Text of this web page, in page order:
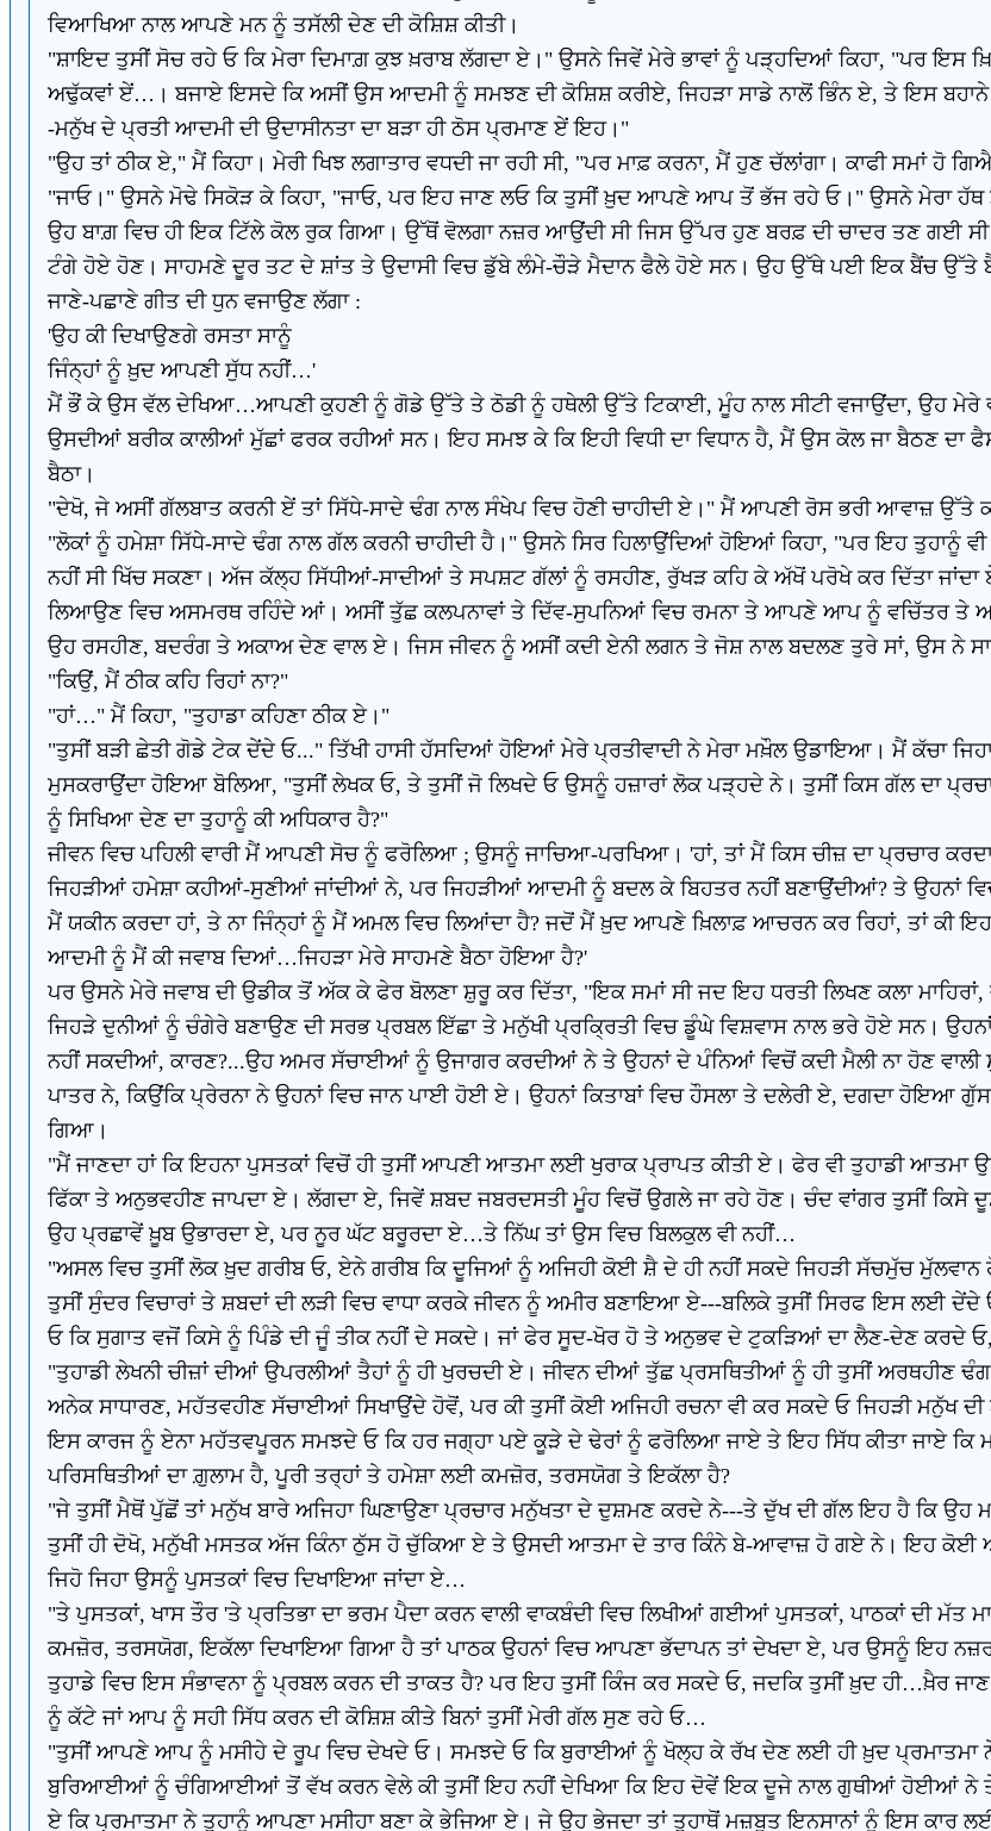
ਵਿਆਖਿਆ ਨਾਲ ਆਪਣੇ ਮਨ ਨੂੰ ਤਸੱਲੀ ਦੇਣ ਦੀ ਕੋਸ਼ਿਸ਼ ਕੀਤੀ।
"ਸ਼ਾਇਦ ਤੁਸੀਂ ਸੋਚ ਰਹੇ ਓ ਕਿ ਮੇਰਾ ਦਿਮਾਗ਼ ਕੁਝ ਖ਼ਰਾਬ ਲੱਗਦਾ ਏ।" ਉਸਨੇ ਜਿਵੇਂ ਮੇਰੇ ਭਾਵਾਂ ਨੂੰ ਪੜ੍ਹਦਿਆਂ ਕਿਹਾ, "ਪਰ
ਅਢੁੱਕਵਾਂ ਏਂ…। ਬਜਾਏ ਇਸਦੇ ਕਿ ਅਸੀਂ ਉਸ ਆਦਮੀ ਨੂੰ ਸਮਝਣ ਦੀ ਕੋਸ਼ਿਸ਼ ਕਰੀਏ, ਜਿਹੜਾ ਸਾਡੇ ਨਾਲੋਂ ਭਿੰਨ ਏ, ਤੇ ਇਸ
-ਮਨੁੱਖ ਦੇ ਪ੍ਰਤੀ ਆਦਮੀ ਦੀ ਉਦਾਸੀਨਤਾ ਦਾ ਬੜਾ ਹੀ ਠੋਸ ਪ੍ਰਮਾਣ ਏਂ ਇਹ।"
"ਉਹ ਤਾਂ ਠੀਕ ਏ," ਮੈਂ ਕਿਹਾ। ਮੇਰੀ ਖਿਝ ਲਗਾਤਾਰ ਵਧਦੀ ਜਾ ਰਹੀ ਸੀ, "ਪਰ ਮਾਫ਼ ਕਰਨਾ, ਮੈਂ ਹੁਣ ਚੱਲਾਂਗਾ। ਕਾਫੀ ਸਮਾਂ ਹੋ
"ਜਾਓ।" ਉਸਨੇ ਮੋਢੇ ਸਿਕੋੜ ਕੇ ਕਿਹਾ, "ਜਾਓ, ਪਰ ਇਹ ਜਾਣ ਲਓ ਕਿ ਤੁਸੀਂ ਖ਼ੁਦ ਆਪਣੇ ਆਪ ਤੋਂ ਭੱਜ ਰਹੇ ਓ।" ਉਸਨੇ ਮੇਰਾ
ਉਹ ਬਾਗ਼ ਵਿਚ ਹੀ ਇਕ ਟਿੱਲੇ ਕੋਲ ਰੁਕ ਗਿਆ। ਉੱਥੋਂ ਵੋਲਗਾ ਨਜ਼ਰ ਆਉਂਦੀ ਸੀ ਜਿਸ ਉੱਪਰ ਹੁਣ ਬਰਫ਼ ਦੀ ਚਾਦਰ ਤਣ ਗਈ ਸੀ
ਟੰਗੇ ਹੋਏ ਹੋਣ। ਸਾਹਮਣੇ ਦੂਰ ਤਟ ਦੇ ਸ਼ਾਂਤ ਤੇ ਉਦਾਸੀ ਵਿਚ ਡੁੱਬੇ ਲੰਮੇ-ਚੌੜੇ ਮੈਦਾਨ ਫੈਲੇ ਹੋਏ ਸਨ। ਉਹ ਉੱਥੇ ਪਈ ਇਕ ਬੈਂਚ ਉੱਤੇ
ਜਾਣੇ-ਪਛਾਣੇ ਗੀਤ ਦੀ ਧੁਨ ਵਜਾਉਣ ਲੱਗਾ :
'ਉਹ ਕੀ ਦਿਖਾਉਣਗੇ ਰਸਤਾ ਸਾਨੂੰ
ਜਿੰਨ੍ਹਾਂ ਨੂੰ ਖ਼ੁਦ ਆਪਣੀ ਸੁੱਧ ਨਹੀਂ…'
ਮੈਂ ਭੌਂ ਕੇ ਉਸ ਵੱਲ ਦੇਖਿਆ…ਆਪਣੀ ਕੁਹਣੀ ਨੂੰ ਗੋਡੇ ਉੱਤੇ ਤੇ ਠੋਡੀ ਨੂੰ ਹਥੇਲੀ ਉੱਤੇ ਟਿਕਾਈ, ਮੂੰਹ ਨਾਲ ਸੀਟੀ ਵਜਾਉਂਦਾ, ਉਹ ਮੇਰੇ
ਉਸਦੀਆਂ ਬਰੀਕ ਕਾਲੀਆਂ ਮੁੱਛਾਂ ਫਰਕ ਰਹੀਆਂ ਸਨ। ਇਹ ਸਮਝ ਕੇ ਕਿ ਇਹੀ ਵਿਧੀ ਦਾ ਵਿਧਾਨ ਹੈ, ਮੈਂ ਉਸ ਕੋਲ ਜਾ ਬੈਠਣ
ਬੈਠਾ।
"ਦੇਖੋ, ਜੇ ਅਸੀਂ ਗੱਲਬਾਤ ਕਰਨੀ ਏਂ ਤਾਂ ਸਿੱਧੇ-ਸਾਦੇ ਢੰਗ ਨਾਲ ਸੰਖੇਪ ਵਿਚ ਹੋਣੀ ਚਾਹੀਦੀ ਏ।" ਮੈਂ ਆਪਣੀ ਰੋਸ ਭਰੀ ਆਵਾਜ਼ ਉੱਤੇ
"ਲੋਕਾਂ ਨੂੰ ਹਮੇਸ਼ਾ ਸਿੱਧੇ-ਸਾਦੇ ਢੰਗ ਨਾਲ ਗੱਲ ਕਰਨੀ ਚਾਹੀਦੀ ਹੈ।" ਉਸਨੇ ਸਿਰ ਹਿਲਾਉਂਦਿਆਂ ਹੋਇਆਂ ਕਿਹਾ, "ਪਰ ਇਹ ਤੁਹਾਨੂੰ
ਨਹੀਂ ਸੀ ਖਿੱਚ ਸਕਣਾ। ਅੱਜ ਕੱਲ੍ਹ ਸਿੱਧੀਆਂ-ਸਾਦੀਆਂ ਤੇ ਸਪਸ਼ਟ ਗੱਲਾਂ ਨੂੰ ਰਸਹੀਣ, ਰੁੱਖੜ ਕਹਿ ਕੇ ਅੱਖੋਂ ਪਰੋਖੇ ਕਰ ਦਿੱਤਾ
ਲਿਆਉਣ ਵਿਚ ਅਸਮਰਥ ਰਹਿੰਦੇ ਆਂ। ਅਸੀਂ ਤੁੱਛ ਕਲਪਨਾਵਾਂ ਤੇ ਦਿੱਵ-ਸੁਪਨਿਆਂ ਵਿਚ ਰਮਨਾ ਤੇ ਆਪਣੇ ਆਪ ਨੂੰ ਵਚਿੱਤਰ ਤੇ ਅਨੋਖਾ
ਉਹ ਰਸਹੀਣ, ਬਦਰੰਗ ਤੇ ਅਕਾਅ ਦੇਣ ਵਾਲ ਏ। ਜਿਸ ਜੀਵਨ ਨੂੰ ਅਸੀਂ ਕਦੀ ਏਨੀ ਲਗਨ ਤੇ ਜੋਸ਼ ਨਾਲ ਬਦਲਣ ਤੁਰੇ ਸਾਂ, ਉਸ
"ਕਿਉਂ, ਮੈਂ ਠੀਕ ਕਹਿ ਰਿਹਾਂ ਨਾ?"
"ਹਾਂ…" ਮੈਂ ਕਿਹਾ, "ਤੁਹਾਡਾ ਕਹਿਣਾ ਠੀਕ ਏ।"
"ਤੁਸੀਂ ਬੜੀ ਛੇਤੀ ਗੋਡੇ ਟੇਕ ਦੇਂਦੇ ਓ..." ਤਿੱਖੀ ਹਾਸੀ ਹੱਸਦਿਆਂ ਹੋਇਆਂ ਮੇਰੇ ਪ੍ਰਤੀਵਾਦੀ ਨੇ ਮੇਰਾ ਮਖ਼ੌਲ ਉਡਾਇਆ। ਮੈਂ ਕੱਚਾ
ਮੁਸਕਰਾਉਂਦਾ ਹੋਇਆ ਬੋਲਿਆ, "ਤੁਸੀਂ ਲੇਖਕ ਓ, ਤੇ ਤੁਸੀਂ ਜੋ ਲਿਖਦੇ ਓ ਉਸਨੂੰ ਹਜ਼ਾਰਾਂ ਲੋਕ ਪੜ੍ਹਦੇ ਨੇ। ਤੁਸੀਂ ਕਿਸ ਗੱਲ ਦਾ
ਨੂੰ ਸਿਖਿਆ ਦੇਣ ਦਾ ਤੁਹਾਨੂੰ ਕੀ ਅਧਿਕਾਰ ਹੈ?"
ਜੀਵਨ ਵਿਚ ਪਹਿਲੀ ਵਾਰੀ ਮੈਂ ਆਪਣੀ ਸੋਚ ਨੂੰ ਫਰੋਲਿਆ ; ਉਸਨੂੰ ਜਾਚਿਆ-ਪਰਖਿਆ। 'ਹਾਂ, ਤਾਂ ਮੈਂ ਕਿਸ ਚੀਜ਼ ਦਾ ਪ੍ਰਚਾਰ
ਜਿਹੜੀਆਂ ਹਮੇਸ਼ਾ ਕਹੀਆਂ-ਸੁਣੀਆਂ ਜਾਂਦੀਆਂ ਨੇ, ਪਰ ਜਿਹੜੀਆਂ ਆਦਮੀ ਨੂੰ ਬਦਲ ਕੇ ਬਿਹਤਰ ਨਹੀਂ ਬਣਾਉਂਦੀਆਂ? ਤੇ ਉਹਨਾਂ
ਮੈਂ ਯਕੀਨ ਕਰਦਾ ਹਾਂ, ਤੇ ਨਾ ਜਿੰਨ੍ਹਾਂ ਨੂੰ ਮੈਂ ਅਮਲ ਵਿਚ ਲਿਆਂਦਾ ਹੈ? ਜਦੋਂ ਮੈਂ ਖ਼ੁਦ ਆਪਣੇ ਖ਼ਿਲਾਫ਼ ਆਚਰਨ ਕਰ ਰਿਹਾਂ, ਤਾਂ ਕੀ
ਆਦਮੀ ਨੂੰ ਮੈਂ ਕੀ ਜਵਾਬ ਦਿਆਂ…ਜਿਹੜਾ ਮੇਰੇ ਸਾਹਮਣੇ ਬੈਠਾ ਹੋਇਆ ਹੈ?'
ਪਰ ਉਸਨੇ ਮੇਰੇ ਜਵਾਬ ਦੀ ਉਡੀਕ ਤੋਂ ਅੱਕ ਕੇ ਫੇਰ ਬੋਲਣਾ ਸ਼ੁਰੂ ਕਰ ਦਿੱਤਾ, "ਇਕ ਸਮਾਂ ਸੀ ਜਦ ਇਹ ਧਰਤੀ ਲਿਖਣ ਕਲਾ
ਜਿਹੜੇ ਦੁਨੀਆਂ ਨੂੰ ਚੰਗੇਰੇ ਬਣਾਉਣ ਦੀ ਸਰਭ ਪ੍ਰਬਲ ਇੱਛਾ ਤੇ ਮਨੁੱਖੀ ਪ੍ਰਕ੍ਰਿਤੀ ਵਿਚ ਡੂੰਘੇ ਵਿਸ਼ਵਾਸ ਨਾਲ ਭਰੇ ਹੋਏ ਸਨ।
ਨਹੀਂ ਸਕਦੀਆਂ, ਕਾਰਣ?...ਉਹ ਅਮਰ ਸੱਚਾਈਆਂ ਨੂੰ ਉਜਾਗਰ ਕਰਦੀਆਂ ਨੇ ਤੇ ਉਹਨਾਂ ਦੇ ਪੰਨਿਆਂ ਵਿਚੋਂ ਕਦੀ ਮੈਲੀ ਨਾ ਹੋਣ ਵਾਲੀ
ਪਾਤਰ ਨੇ, ਕਿਉਂਕਿ ਪ੍ਰੇਰਨਾ ਨੇ ਉਹਨਾਂ ਵਿਚ ਜਾਨ ਪਾਈ ਹੋਈ ਏ। ਉਹਨਾਂ ਕਿਤਾਬਾਂ ਵਿਚ ਹੌਸਲਾ ਤੇ ਦਲੇਰੀ ਏ, ਦਗਦਾ ਹੋਇਆ
ਗਿਆ।
"ਮੈਂ ਜਾਣਦਾ ਹਾਂ ਕਿ ਇਹਨਾ ਪੁਸਤਕਾਂ ਵਿਚੋਂ ਹੀ ਤੁਸੀਂ ਆਪਣੀ ਆਤਮਾ ਲਈ ਖੁਰਾਕ ਪ੍ਰਾਪਤ ਕੀਤੀ ਏ। ਫੇਰ ਵੀ ਤੁਹਾਡੀ ਆਤਮਾ
ਫਿੱਕਾ ਤੇ ਅਨੁਭਵਹੀਣ ਜਾਪਦਾ ਏ। ਲੱਗਦਾ ਏ, ਜਿਵੇਂ ਸ਼ਬਦ ਜਬਰਦਸਤੀ ਮੂੰਹ ਵਿਚੋਂ ਉਗਲੇ ਜਾ ਰਹੇ ਹੋਣ। ਚੰਦ ਵਾਂਗਰ ਤੁਸੀਂ ਕਿਸੇ
ਉਹ ਪ੍ਰਛਾਵੇਂ ਖ਼ੂਬ ਉਭਾਰਦਾ ਏ, ਪਰ ਨੂਰ ਘੱਟ ਬਰੂਰਦਾ ਏ…ਤੇ ਨਿੱਘ ਤਾਂ ਉਸ ਵਿਚ ਬਿਲਕੁਲ ਵੀ ਨਹੀਂ…
"ਅਸਲ ਵਿਚ ਤੁਸੀਂ ਲੋਕ ਖ਼ੁਦ ਗਰੀਬ ਓ, ਏਨੇ ਗਰੀਬ ਕਿ ਦੂਜਿਆਂ ਨੂੰ ਅਜਿਹੀ ਕੋਈ ਸ਼ੈ ਦੇ ਹੀ ਨਹੀਂ ਸਕਦੇ ਜਿਹੜੀ ਸੱਚਮੁੱਚ
ਤੁਸੀਂ ਸੁੰਦਰ ਵਿਚਾਰਾਂ ਤੇ ਸ਼ਬਦਾਂ ਦੀ ਲੜੀ ਵਿਚ ਵਾਧਾ ਕਰਕੇ ਜੀਵਨ ਨੂੰ ਅਮੀਰ ਬਣਾਇਆ ਏ---ਬਲਿਕੇ ਤੁਸੀਂ ਸਿਰਫ ਇਸ ਲਈ
ਓ ਕਿ ਸੁਗਾਤ ਵਜੋਂ ਕਿਸੇ ਨੂੰ ਪਿੰਡੇ ਦੀ ਜੂੰ ਤੀਕ ਨਹੀਂ ਦੇ ਸਕਦੇ। ਜਾਂ ਫੇਰ ਸੂਦ-ਖੋਰ ਹੋ ਤੇ ਅਨੁਭਵ ਦੇ ਟੁਕੜਿਆਂ ਦਾ ਲੈਣ-ਦੇਣ ਕਰਦੇ
"ਤੁਹਾਡੀ ਲੇਖਨੀ ਚੀਜ਼ਾਂ ਦੀਆਂ ਉਪਰਲੀਆਂ ਤੈਹਾਂ ਨੂੰ ਹੀ ਖੁਰਚਦੀ ਏ। ਜੀਵਨ ਦੀਆਂ ਤੁੱਛ ਪ੍ਰਸਥਿਤੀਆਂ ਨੂੰ ਹੀ ਤੁਸੀਂ ਅਰਥਹੀਣ
ਅਨੇਕ ਸਾਧਾਰਣ, ਮਹੱਤਵਹੀਣ ਸੱਚਾਈਆਂ ਸਿਖਾਉਂਦੇ ਹੋਵੋਂ, ਪਰ ਕੀ ਤੁਸੀਂ ਕੋਈ ਅਜਿਹੀ ਰਚਨਾ ਵੀ ਕਰ ਸਕਦੇ ਓ ਜਿਹੜੀ ਮਨੁੱਖ
ਇਸ ਕਾਰਜ ਨੂੰ ਏਨਾ ਮਹੱਤਵਪੂਰਨ ਸਮਝਦੇ ਓ ਕਿ ਹਰ ਜਗ੍ਹਾ ਪਏ ਕੂੜੇ ਦੇ ਢੇਰਾਂ ਨੂੰ ਫਰੋਲਿਆ ਜਾਏ ਤੇ ਇਹ ਸਿੱਧ ਕੀਤਾ ਜਾਏ ਕਿ
ਪਰਿਸਥਿਤੀਆਂ ਦਾ ਗ਼ੁਲਾਮ ਹੈ, ਪੂਰੀ ਤਰ੍ਹਾਂ ਤੇ ਹਮੇਸ਼ਾ ਲਈ ਕਮਜ਼ੋਰ, ਤਰਸਯੋਗ ਤੇ ਇਕੱਲਾ ਹੈ?
"ਜੇ ਤੁਸੀਂ ਮੈਥੋਂ ਪੁੱਛੋਂ ਤਾਂ ਮਨੁੱਖ ਬਾਰੇ ਅਜਿਹਾ ਘਿਣਾਉਣਾ ਪ੍ਰਚਾਰ ਮਨੁੱਖਤਾ ਦੇ ਦੁਸ਼ਮਣ ਕਰਦੇ ਨੇ---ਤੇ ਦੁੱਖ ਦੀ ਗੱਲ ਇਹ ਹੈ ਕਿ
ਤੁਸੀਂ ਹੀ ਦੋਖੋ, ਮਨੁੱਖੀ ਮਸਤਕ ਅੱਜ ਕਿੰਨਾ ਠੁੱਸ ਹੋ ਚੁੱਕਿਆ ਏ ਤੇ ਉਸਦੀ ਆਤਮਾ ਦੇ ਤਾਰ ਕਿੰਨੇ ਬੇ-ਆਵਾਜ਼ ਹੋ ਗਏ ਨੇ। ਇਹ
ਜਿਹੋ ਜਿਹਾ ਉਸਨੂੰ ਪੁਸਤਕਾਂ ਵਿਚ ਦਿਖਾਇਆ ਜਾਂਦਾ ਏ…
"ਤੇ ਪੁਸਤਕਾਂ, ਖਾਸ ਤੌਰ 'ਤੇ ਪ੍ਰਤਿਭਾ ਦਾ ਭਰਮ ਪੈਦਾ ਕਰਨ ਵਾਲੀ ਵਾਕਬੰਦੀ ਵਿਚ ਲਿਖੀਆਂ ਗਈਆਂ ਪੁਸਤਕਾਂ, ਪਾਠਕਾਂ ਦੀ
ਕਮਜ਼ੋਰ, ਤਰਸਯੋਗ, ਇਕੱਲਾ ਦਿਖਾਇਆ ਗਿਆ ਹੈ ਤਾਂ ਪਾਠਕ ਉਹਨਾਂ ਵਿਚ ਆਪਣਾ ਭੱਦਾਪਨ ਤਾਂ ਦੇਖਦਾ ਏ, ਪਰ ਉਸਨੂੰ ਇਹ ਨਜ਼ਰ
ਤੁਹਾਡੇ ਵਿਚ ਇਸ ਸੰਭਾਵਨਾ ਨੂੰ ਪ੍ਰਬਲ ਕਰਨ ਦੀ ਤਾਕਤ ਹੈ? ਪਰ ਇਹ ਤੁਸੀਂ ਕਿੰਜ ਕਰ ਸਕਦੇ ਓ, ਜਦਕਿ ਤੁਸੀਂ ਖ਼ੁਦ ਹੀ…ਖ਼ੈਰ ਜਾਣ
ਨੂੰ ਕੱਟੇ ਜਾਂ ਆਪ ਨੂੰ ਸਹੀ ਸਿੱਧ ਕਰਨ ਦੀ ਕੋਸ਼ਿਸ਼ ਕੀਤੇ ਬਿਨਾਂ ਤੁਸੀਂ ਮੇਰੀ ਗੱਲ ਸੁਣ ਰਹੇ ਓ…
"ਤੁਸੀਂ ਆਪਣੇ ਆਪ ਨੂੰ ਮਸੀਹੇ ਦੇ ਰੂਪ ਵਿਚ ਦੇਖਦੇ ਓ। ਸਮਝਦੇ ਓ ਕਿ ਬੁਰਾਈਆਂ ਨੂੰ ਖੋਲ੍ਹ ਕੇ ਰੱਖ ਦੇਣ ਲਈ ਹੀ ਖ਼ੁਦ ਪ੍ਰਮਾਤਮਾ
ਬੁਰਿਆਈਆਂ ਨੂੰ ਚੰਗਿਆਈਆਂ ਤੋਂ ਵੱਖ ਕਰਨ ਵੇਲੇ ਕੀ ਤੁਸੀਂ ਇਹ ਨਹੀਂ ਦੇਖਿਆ ਕਿ ਇਹ ਦੋਵੇਂ ਇਕ ਦੂਜੇ ਨਾਲ ਗੁਥੀਆਂ ਹੋਈਆਂ ਨੇ ਤੇ
ਏ ਕਿ ਪ੍ਰਮਾਤਮਾ ਨੇ ਤੁਹਾਨੂੰ ਆਪਣਾ ਮਸੀਹਾ ਬਣਾ ਕੇ ਭੇਜਿਆ ਏ। ਜੇ ਉਹ ਭੇਜਦਾ ਤਾਂ ਤੁਹਾਥੋਂ ਮਜ਼ਬੂਤ ਇਨਸਾਨਾਂ ਨੂੰ ਇਸ ਕਾਰ